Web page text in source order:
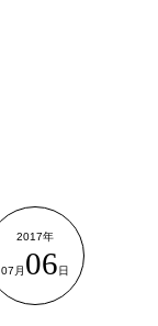
2017年
07月 06日